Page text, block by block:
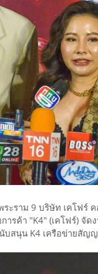
ระราม 9 บริษัท เคโฟ
ารค้า "K4" (เคโฟร์)
บสนุน K4 เครือข่ายสั